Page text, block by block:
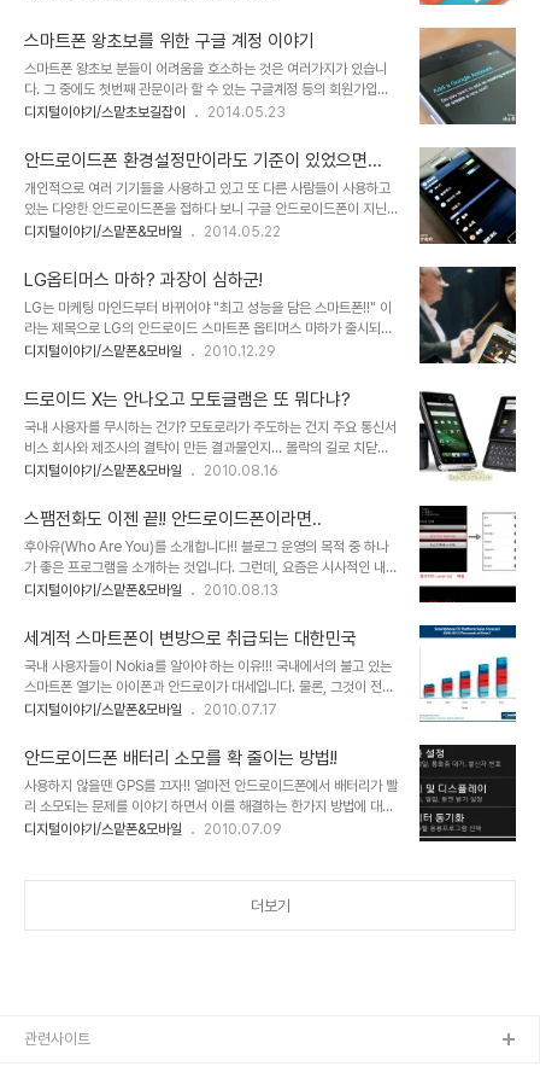
안드로이드냐 아이폰이냐? 스마트폰 종류..
도 스마트폰을 사용하다 보면 스마트폰의 자료를 PC로 PC의 자료를
스마트폰으로 서로 주고 받을 수 있는 방법에 대해 생각하게 됩니다.
안드로이드폰 무선으로 PC와 연결하는 간단한 방법 단순히 자료만 주
고 받는 다고 하면 위 링크와 같은 방법도 있겠지만 또 사용하다 보면
추가되는 의문들이 늘어납니다. 스마트폰의 화면을 PC에 띄울수는 없
에서 스마트폰를 조작할 순 없는지 등등....
스마트폰 왕초보를 위한 구글 계정 이야기
스마트폰 왕초보 분들이 어려움을 호소하는 것은 여러가지가 있습니
다. 그 중에도 첫번째 관문이라 할 수 있는 구글계정 등의 회원가입
(ID, 계정)은 첫 걸음을 시작한 발목을 잡기 일쑤 입니다. 그런데 회원
장만하고 생각하지 못하는 것이 하나 있습니다. 구글계정에 이미 가입
되어 있다는 사실입니다. 스마트폰 왕초보 분들 대부분이 휴대전화 대
리점에서 스마트폰을 구입하다 보니 휴대전화 대리점에서 직원이 임
의로 만든 구글 계정을 사용하게 됩니다. 그리고 때때로 그 사실 조차
모르는 경우도 많습니다. 그래서 비밀번호는 물론이고 계정(ID) 조차
기 위해서는 스마트폰 운영체제에서 제공하는 서..
디지털이야기/스맡초보길잡이 2014.05.23
안드로이드폰 환경설정만이라도 기준이 있었으면...
개인적으로 여러 기기들을 사용하고 있고 또 다른 사람들이 사용하고
있는 다양한 안드로이드폰을 접하다 보니 구글 안드로이드폰이 지닌
문제로 부각되는 것이 있습니다. 바로 달라도 너~무 다른 환경과 UI의
차이라서 감안하고 보면 크게 어렵다고 할 수 없을지도 모릅니다. 또
혼자서 안드로이드폰을 사용하는 것이라면 문제될 일이 아닐지 모릅
니다. 하지만 스마트폰이란게 그렇지 않죠. 서로 다른 기종들과 수많은
버전이 혼재한 속에서 사용자들은 정보를 공유하고 갖고 있는 기기에
대한 문제점이나 의문사항들을 묻기도, 그에 대한 답을 하기도 하는게
줄어 들긴 하겠지만... 어찌보면 안드로이..
디지털이야기/스맡폰&모바일 2014.05.22
LG옵티머스 마하? 과장이 심하군!
LG는 마케팅 마인드부터 바뀌어야 "최고 성능을 담은 스마트폰!!" 이
라는 제목으로 LG의 안드로이드 스마트폰 옵티머스 마하가 출시되었
습니다. 그런데, 예전부터 느꼈던 그 스마트폰을 바라보는 LG의 마인
각하고 있는 건지. 혹, 피쳐폰의 확장 정도나 기능이 좀더 좋은 정도로
착각하고 있는 건 아닌가 보여지기까지 합니다. 게다가 잘 모르는 소비
자를 현혹하려 한다는 점에서 이건 문제다 싶습니다. LG에서 이번에
내놓은 옵티머스 마하(Optimus Mach, 모델명: LG-LU3000)는
그간 출시 이전 부터 듀얼을 무척 강조해 왔습니다. -이 부분은 분명
조를 지닌 CPU를..
디지털이야기/스맡폰&모바일 2010.12.29
드로이드 X는 안나오고 모토글램은 또 뭐다냐?
국내 사용자를 무시하는 건가? 모토로라가 주도하는 건지 주요 통신서
비스 회사와 제조사의 결탁이 만든 결과물인지... 몰락의 길로 치닫던
모토로라가 세인들의 주목을 받으며 다시금 재기의 발판이 되도록 만
은 현 시점에서 드로이드가 국내에서는 모토쿼티란 이름으로 출시된
것- 대신 모토로이라는 이상한 물건을 -이 모토로이가 요즘은 홈쇼핑
에서 떨이식으로 판매가 된다죠? 그것도 좋은 조건이 아님에도 그럴싸
하게 포장하여... 흐~ 홈쇼핑에서 구매하려 할 땐 반드시 인터넷 검색
을 동반할 필요가 있습니다.- 사용해야했습니다. 얼마 전의 일이지만
기대와는 달리 해외에서 한참 인기를 얻..
디지털이야기/스맡폰&모바일 2010.08.16
스팸전화도 이젠 끝!! 안드로이드폰이라면..
후아유(Who Are You)를 소개합니다!! 블로그 운영의 목적 중 하나
가 좋은 프로그램을 소개하는 것입니다. 그런데, 요즘은 시사적인 내용
들이 더 많아서 이를 좀 균형있게 맞춰가려고 노력은 하지만... 시국이
리고자 포스트를 발생합니다. 물론 제목에서 처럼 안드로이드 폰에 해
당하는 내용입니다. 최근 안드로이드폰이 전세계적으로 대세의 흐름
을 이어가고 있다고 하는데... 실제로 최근 안드로이드 앱 수가 10만개
및 다운로드 수가 10억 건을 넘었다는 보도나 국내에서도 안드로이드
폰 출시 6개월 만에 사용자 수가 백만명을 넘어섰다는 것을 보면 안드
라 느껴집니다. 견해의 차이는..
디지털이야기/스맡폰&모바일 2010.08.13
세계적 스마트폰이 변방으로 취급되는 대한민국
국내 사용자들이 Nokia를 알아야 하는 이유!!! 국내에서의 불고 있는
스마트폰 열기는 아이폰과 안드로이가 대세입니다. 물론, 그것이 전세
계적인 트랜드와 무관한 건 아닙니다. 애플의 아이폰과 구글이 주도하
드폰은 분명히 세계적인 흐름임에 틀림없습니다. 그런데, 생각해야할
한 가지 사실이 있습니다. 세계 최대 휴대폰 생산기업이자 스마트폰 시
장 점유율 40%를 차지하고 있는 노키아의 심비안과 마에모가 그것
입니다. 세계 최고의 명성을 유지하고 있는 이유가 있을 것임에도 무엇
이 문제인지 국내에서 노키아의 성적은 바닥을 헤매고 있습니다. 왜 그
디지털이야기/스맡폰&모바일 2010.07.17
안드로이드폰 배터리 소모를 확 줄이는 방법!!
사용하지 않을땐 GPS를 끄자!! 얼마전 안드로이드폰에서 배터리가 빨
리 소모되는 문제를 이야기 하면서 이를 해결하는 한가지 방법에 대해
포스트를 발행했었습니다. 그리고 포스트 마지막에 설명한 내용 보다
간략히 정리하고자 합니다. -물론 아시는 분은 모두 아실 내용입니다
디지털이야기/스맡폰&모바일 2010.07.09
더보기
관련사이트